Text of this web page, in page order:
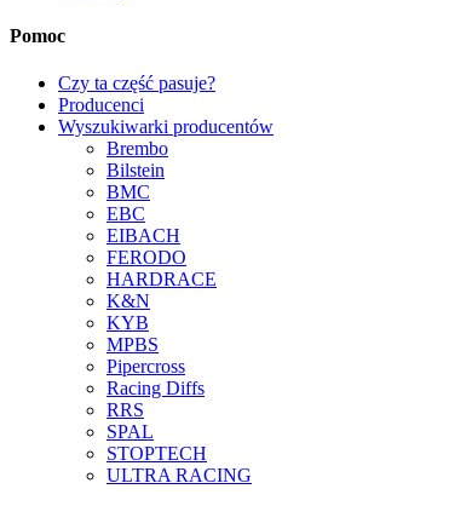
Pomoc
Czy ta część pasuje?
Producenci
Wyszukiwarki producentów
Brembo
Bilstein
BMC
EBC
EIBACH
FERODO
HARDRACE
K&N
KYB
MPBS
Pipercross
Racing Diffs
RRS
SPAL
STOPTECH
ULTRA RACING